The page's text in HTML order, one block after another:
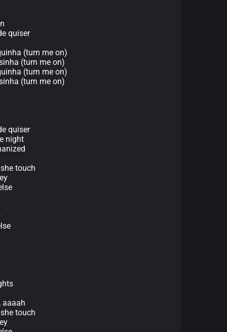
quiser
(turn me on)
(turn me on)
(turn me on)
(turn me on)
quiser
night
touch
aaaah
touch